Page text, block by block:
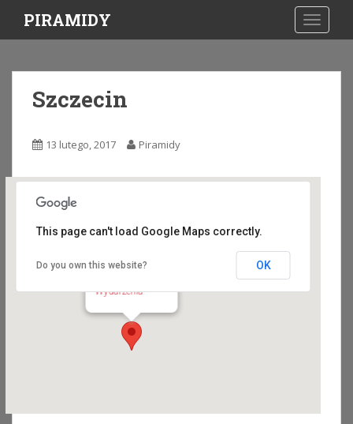
i
PIRAMIDY
Szczecin
13 lutego, 2017 Piramidy
Szczecin
Wydarzenia
This page can't load Google Maps correctly.
Do you own this website? OK